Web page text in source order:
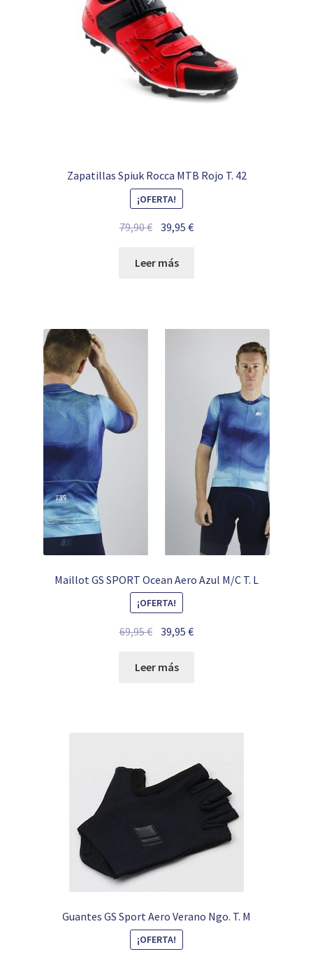
Zapatillas Spiuk Rocca MTB Rojo T. 42
¡OFERTA!
79,90€ El
original
39,95€El
Leer más
Maillot GS SPORT Ocean Aero Azul M/C T. L
¡OFERTA!
69,95€ El
original
39,95€El
Leer más
Guantes GS Sport Aero Verano Ngo. T. M
¡OFERTA!